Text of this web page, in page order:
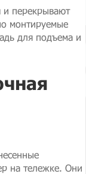
перекрывают
монтируемые
для подъема и
на тележке. Они